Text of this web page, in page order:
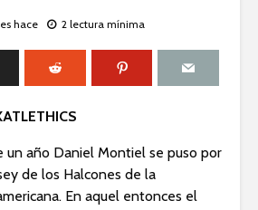
hace 2 lectura mínima
un año Daniel Montiel se puso por
de los Halcones de la
En aquel entonces el